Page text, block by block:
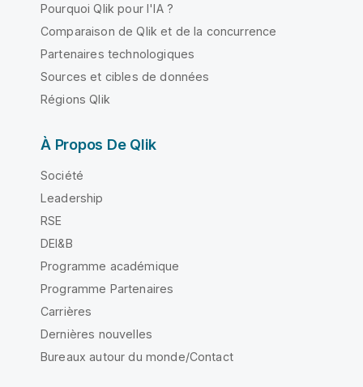
Pourquoi Qlik pour l'IA ?
Comparaison de Qlik et de la concurrence
Partenaires technologiques
Sources et cibles de données
Régions Qlik
À Propos De Qlik
Société
Leadership
RSE
DEI&B
Programme académique
Programme Partenaires
Carrières
Dernières nouvelles
Bureaux autour du monde/Contact